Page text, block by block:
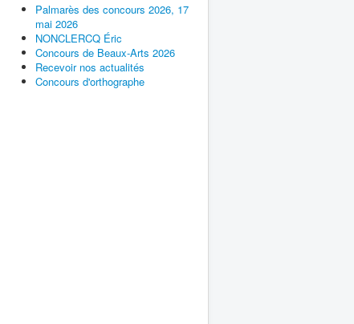
Palmarès des concours 2026, 17
mai 2026
NONCLERCQ Éric
Concours de Beaux-Arts 2026
Recevoir nos actualités
Concours d'orthographe